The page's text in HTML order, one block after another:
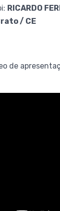
RICARDO
/ CE
de